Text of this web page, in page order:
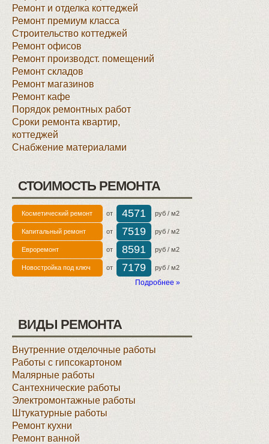
Ремонт и отделка коттеджей
Ремонт премиум класса
Строительство коттеджей
Ремонт офисов
Ремонт производст. помещений
Ремонт складов
Ремонт магазинов
Ремонт кафе
Порядок ремонтных работ
Сроки ремонта квартир,
коттеджей
Снабжение материалами
СТОИМОСТЬ РЕМОНТА
Косметический ремонт от 4571 руб / м2
Капитальный ремонт от 7519 руб / м2
Евроремонт от 8591 руб / м2
Новостройка под ключ от 7179 руб / м2
Подробнее »
ВИДЫ РЕМОНТА
Внутренние отделочные работы
Работы с гипсокартоном
Малярные работы
Сантехнические работы
Электромонтажные работы
Штукатурные работы
Ремонт кухни
Ремонт ванной